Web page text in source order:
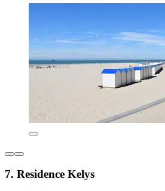
7. Residence Kelys